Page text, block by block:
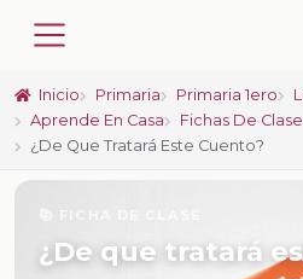
Inicio Primaria Primaria 1ero
Aprende En Casa
Fichas De Clase
¿De Que Tratará Este Cuento?
¿De que tratará